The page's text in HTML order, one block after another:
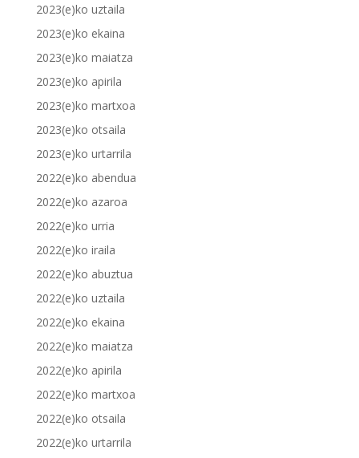
2023(e)ko uztaila
2023(e)ko ekaina
2023(e)ko maiatza
2023(e)ko apirila
2023(e)ko martxoa
2023(e)ko otsaila
2023(e)ko urtarrila
2022(e)ko abendua
2022(e)ko azaroa
2022(e)ko urria
2022(e)ko iraila
2022(e)ko abuztua
2022(e)ko uztaila
2022(e)ko ekaina
2022(e)ko maiatza
2022(e)ko apirila
2022(e)ko martxoa
2022(e)ko otsaila
2022(e)ko urtarrila